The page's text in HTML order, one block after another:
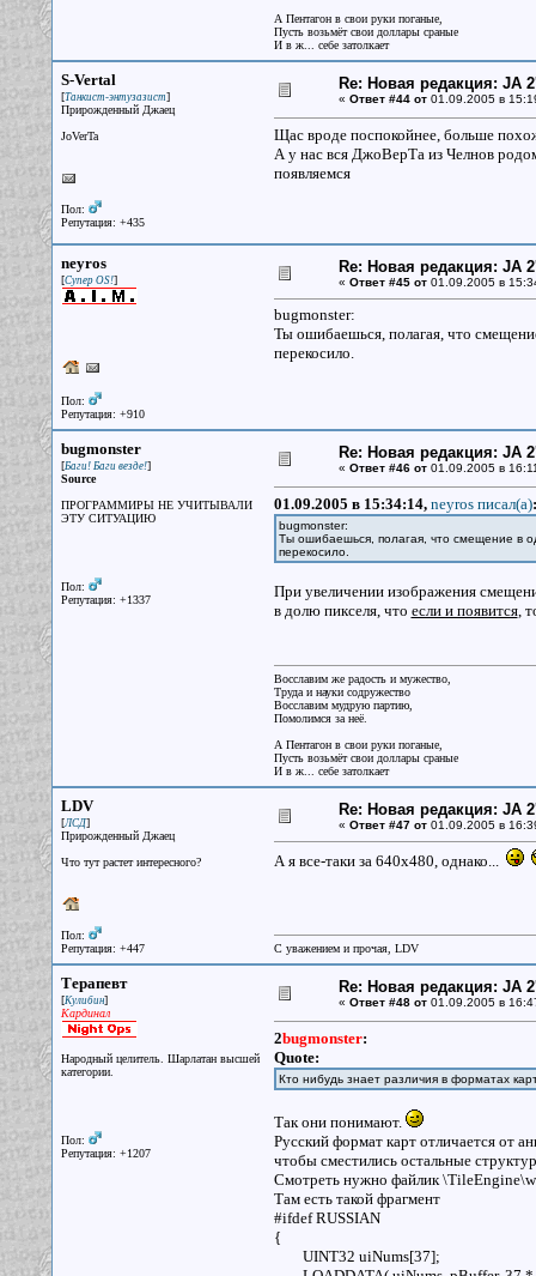
А Пентагон в свои руки поганые,
Пусть возьмёт свои доллары сраные
И в ж... себе затолкает
S-Vertal
[Танкист-энтузазист]
Прирожденный Джаец
JoVerTa
Пол:
Репутация: +435
Re: Новая редакция: JA
« Ответ #44 от01.09.2005 в
Щас вроде поспокойнее, больше
А у нас вся ДжоВерТа из Челнов
появляемся
neyros
[Супер OS!]
Пол:
Репутация: +910
Re: Новая редакция: JA
« Ответ #45 от01.09.2005 в
bugmonster:
Ты ошибаешься, полагая, что
перекосило.
bugmonster
[Баги! Баги везде!]
Source
ПРОГРАММИРЫ НЕ УЧИТЫВАЛИ
ЭТУ СИТУАЦИЮ
Пол:
Репутация: +1337
Re: Новая редакция: JA
« Ответ #46 от01.09.2005 в
01.09.2005 в 15:34:14, neyros писал(a):
bugmonster:
Ты ошибаешься, полагая, что смещение в
перекосило.
При увеличении изображения
в долю пикселя, что если и появится,
Восславим же радость и мужество,
Труда и науки содружество
Восславим мудрую партию,
Помолимся за неё.
А Пентагон в свои руки поганые,
Пусть возьмёт свои доллары сраные
И в ж... себе затолкает
LDV
[ЛСД]
Прирожденный Джаец
Что тут растет интересного?
Пол:
Репутация: +447
Re: Новая редакция: JA
« Ответ #47 от01.09.2005 в
А я все-таки за 640х480, однако...
С уважением и прочая, LDV
Терапевт
[Кулибин]
Кардинал
Народный целитель. Шарлатан высшей
категории.
Пол:
Репутация: +1207
Re: Новая редакция: JA
« Ответ #48 от01.09.2005 в
2bugmonster:
Quote:
Кто нибудь знает различия в форматах
Так они понимают.
Русский формат карт отличается от
чтобы сместились остальные
Смотреть нужно файлик
Там есть такой фрагмент
#ifdef RUSSIAN
{
UINT32 uiNums[37];